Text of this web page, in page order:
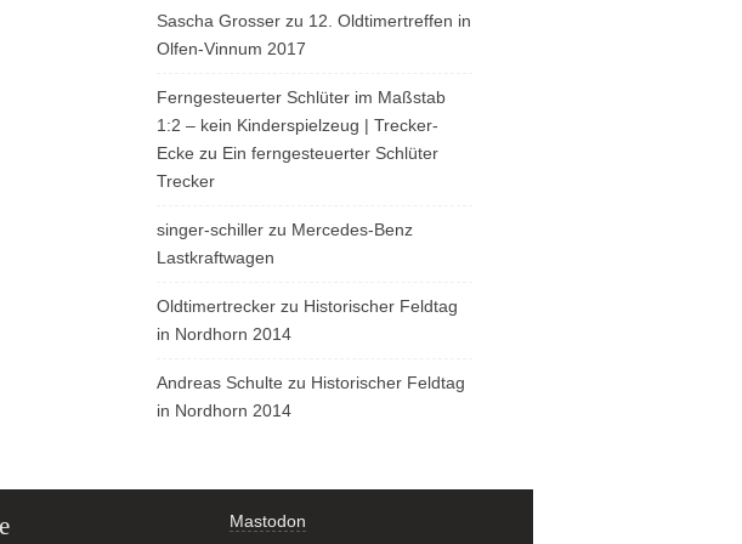
Sascha Grosser zu 12. Oldtimertreffen in
Olfen-Vinnum 2017
Ferngesteuerter Schlüter im Maßstab
1:2 – kein Kinderspielzeug | Trecker-
Ecke zu Ein ferngesteuerter Schlüter
Trecker
singer-schiller zu Mercedes-Benz
Lastkraftwagen
Oldtimertrecker zu Historischer Feldtag
in Nordhorn 2014
Andreas Schulte zu Historischer Feldtag
in Nordhorn 2014
Mastodon